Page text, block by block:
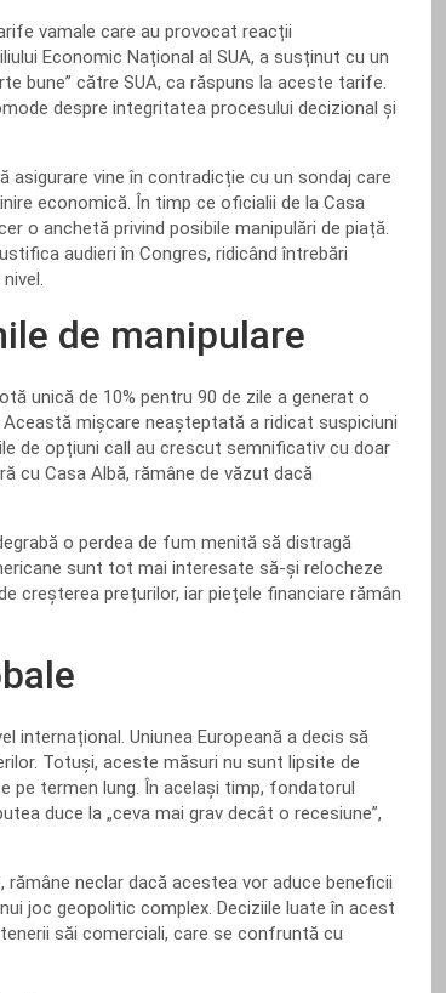
vamale care au provocat reacții
Economic Național al SUA, a susținut cu un
bune” către SUA, ca răspuns la aceste tarife.
despre integritatea procesului decizional și
asigurare vine în contradicție cu un sondaj care
economică. În timp ce oficialii de la Casa
o anchetă privind posibile manipulări de piață.
audieri în Congres, ridicând întrebări
de manipulare
unică de 10% pentru 90 de zile a generat o
mișcare neașteptată a ridicat suspiciuni
de opțiuni call au crescut semnificativ cu doar
cu Casa Albă, rămâne de văzut dacă
o perdea de fum menită să distragă
sunt tot mai interesate să-și relocheze
creșterea prețurilor, iar piețele financiare rămân
internațional. Uniunea Europeană a decis să
Totuși, aceste măsuri nu sunt lipsite de
pe termen lung. În același timp, fondatorul
duce la „ceva mai grav decât o recesiune”,
neclar dacă acestea vor aduce beneficii
joc geopolitic complex. Deciziile luate în acest
săi comerciali, care se confruntă cu